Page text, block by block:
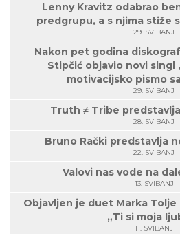
Lenny Kravitz odabrao
predgrupu, a s njima stiže
29. SVIBANJ
Nakon pet godina
Stipčić objavio novi singl
motivacijsko pismo
29. SVIBANJ
Truth ≠ Tribe
28. SVIBANJ
Bruno Rački predstavlja
22. SVIBANJ
Valovi nas vode na
13. SVIBANJ
Objavljen je duet Marka Tolje
„Ti si moja
11. SVIBANJ